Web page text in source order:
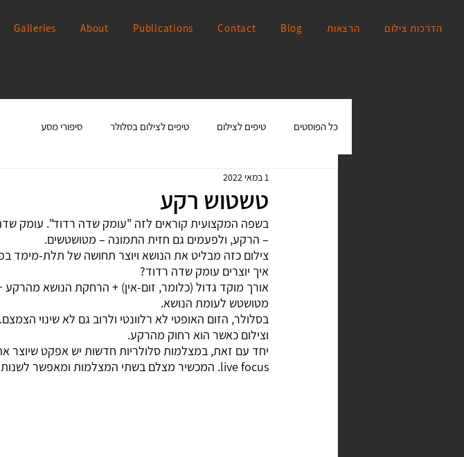
Galleries About Publications Contact Blog הרצאות הדרכות צילום
כל הפוסטים טיפים לצילום טיפים לצילום בסלולר סיפורי מסע
טשטוש רקע
1 במאי 2022
בשפה המקצועית קוראים לזה "עומק שדה רדוד". עומק
– הרקע, ולפעמים גם חזית התמונה – מטושטשים.
צילום כזה מבליט את הנושא ויוצר תחושה של תלת-מימד
איך יוצרים עומק שדה רדוד?
אורך מוקד גדול (כלומר, זום-אין) + הרחקת הנושא
מטושטש לעומת הנושא.
בסלולר, הזום האופטי לא רלוונטי ולרוב גם לא שינוי
וצילום כאשר הוא רחוק מהרקע.
יחד עם זאת, במצלמות סלולריות חדשות יש אפקט שיוצר
live focus. המכשיר מצלם בשתי המצלמות ומאפשר לשנות את מידת החדות של הרקע לאחר הצילום.